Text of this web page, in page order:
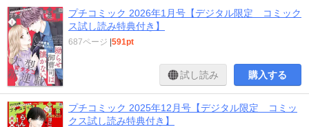
プチコミック 2026年1月号【デジタル限定 コミック
ス試し読み特典付き】
687ページ 591pt
試し読み 購入する
プチコミック 2025年12月号【デジタル限定 コミッ
クス試し読み特典付き】